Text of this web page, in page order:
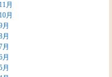
月
月
月
月
月
月
月